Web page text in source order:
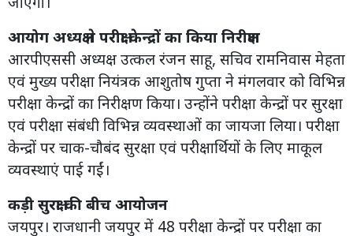
आयोग अध्यक्ष ने परीक्षा केन्द्रों का किया निरीक्षण
आरपीएससी अध्यक्ष उत्कल रंजन साहू, सचिव रामनिवास मेहता
एवं मुख्य परीक्षा नियंत्रक आशुतोष गुप्ता ने मंगलवार को विभिन्न
परीक्षा केन्द्रों का निरीक्षण किया। उन्होंने परीक्षा केन्द्रों पर सुरक्षा
एवं परीक्षा संबंधी विभिन्न व्यवस्थाओं का जायजा लिया। परीक्षा
केन्द्रों पर चाक-चौबंद सुरक्षा एवं परीक्षार्थियों के लिए माकूल
व्यवस्थाएं पाई गईं।
कड़ी सुरक्षा की बीच आयोजन
जयपुर। राजधानी जयपुर में 48 परीक्षा केन्द्रों पर परीक्षा का